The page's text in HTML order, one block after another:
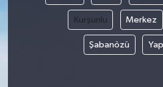
Kurşunlu Merkez
Şabanözü